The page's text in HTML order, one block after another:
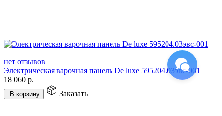
нет отзывов
Электрическая варочная панель De luxe 595204.03эвс-001
18 060 р.
В корзину Заказать